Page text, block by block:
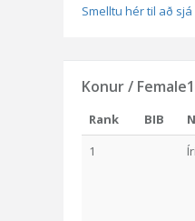
Smelltu hér til að
Konur /
Rank BIB
1